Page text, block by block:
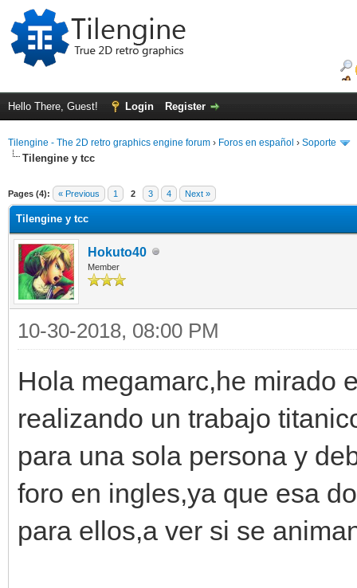
Hello There, Guest! Login Register
Tilengine - The 2D retro graphics engine forum › Foros en español › Soporte
Tilengine y tcc
Pages (4): « Previous 1 2 3 4 Next »
Tilengine y tcc
Hokuto40
Member
10-30-2018, 08:00 PM
Hola megamarc,he mirado
realizando un trabajo
para una sola persona y
foro en ingles,ya que esa
para ellos,a ver si se